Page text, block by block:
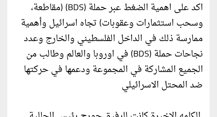
اكد على اهمية الضغط عبر حملة (BDS) (مقاطعة،
وسحب استثمارات وعقوبات) تجاه اسرائيل وأهمية
ممارسة ذلك في الداخل الفلسطيني والخارج وعدد
نجاحات حملة (BDS) في اوروبا والعالم وطالب من
الجميع المشاركة في المجموعة ودعمها في حركتها
ضد المحتل الاسرائيلي